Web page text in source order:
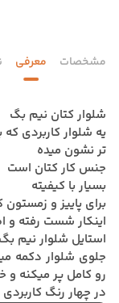
مشخصات معرفی
شلوار کتان نیم بگ
یه شلوار کاربردی
تر نشون میده
جنس کار کتان است
بسیار با کیفیته
برای پاییز و زمستون
اینکار شست رفته و
استایل شلوار نیم
جلوی شلوار دکمه
رو کامل پر میکنه
در چهار رنگ کاربردی